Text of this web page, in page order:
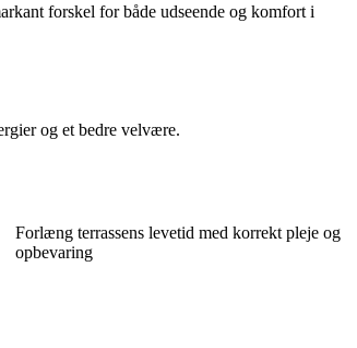
forskel for både udseende og komfort i
og et bedre velvære.
Forlæng terrassens levetid med korrekt pleje og
opbevaring